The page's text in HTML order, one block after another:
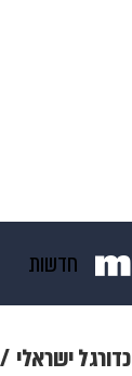
חדשות
תרבות
כדורגל ישראלי